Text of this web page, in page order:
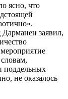
ясно, что
заявил,
поддельных
не оказалось